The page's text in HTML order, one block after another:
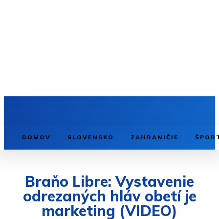
DOMOV SLOVENSKO ZAHRANIČIE
Braňo Libre: Vystavenie
odrezaných hláv obetí je
marketing (VIDEO)